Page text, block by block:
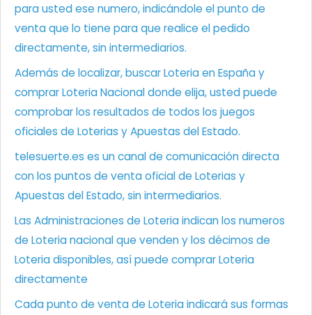
para usted ese numero, indicándole el punto de
venta que lo tiene para que realice el pedido
directamente, sin intermediarios.
Además de localizar, buscar Loteria en España y
comprar Loteria Nacional donde elija, usted puede
comprobar los resultados de todos los juegos
oficiales de Loterias y Apuestas del Estado.
telesuerte.es es un canal de comunicación directa
con los puntos de venta oficial de Loterias y
Apuestas del Estado, sin intermediarios.
Las Administraciones de Loteria indican los numeros
de Loteria nacional que venden y los décimos de
Loteria disponibles, así puede comprar Loteria
directamente
Cada punto de venta de Loteria indicará sus formas